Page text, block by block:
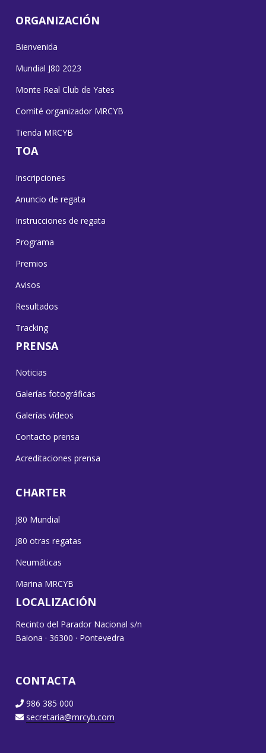
ORGANIZACIÓN
Bienvenida
Mundial J80 2023
Monte Real Club de Yates
Comité organizador MRCYB
Tienda MRCYB
TOA
Inscripciones
Anuncio de regata
Instrucciones de regata
Programa
Premios
Avisos
Resultados
Tracking
PRENSA
Noticias
Galerías fotográficas
Galerías vídeos
Contacto prensa
Acreditaciones prensa
CHARTER
J80 Mundial
J80 otras regatas
Neumáticas
Marina MRCYB
LOCALIZACIÓN
Recinto del Parador Nacional s/n
Baiona · 36300 · Pontevedra
CONTACTA
986 385 000
secretaria@mrcyb.com